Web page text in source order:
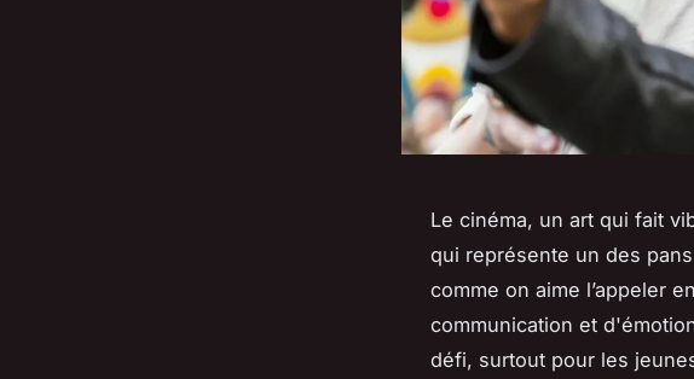
Le cinéma, un art qui fait
qui représente un des
comme on aime l’appeler
communication et
défi, surtout pour les